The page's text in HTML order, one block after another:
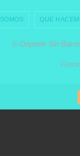
QUE
© Deporte Sin